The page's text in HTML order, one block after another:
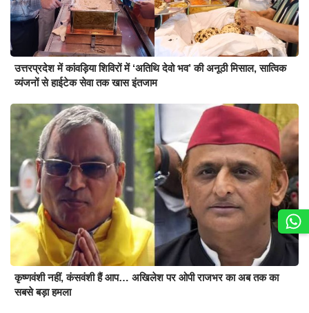
उत्तरप्रदेश में कांवड़िया शिविरों में ‘अतिथि देवो भव’ की अनूठी मिसाल, सात्विक
व्यंजनों से हाईटेक सेवा तक खास इंतजाम
कृष्णवंशी नहीं, कंसवंशी हैं आप… अखिलेश पर ओपी राजभर का अब तक का
सबसे बड़ा हमला